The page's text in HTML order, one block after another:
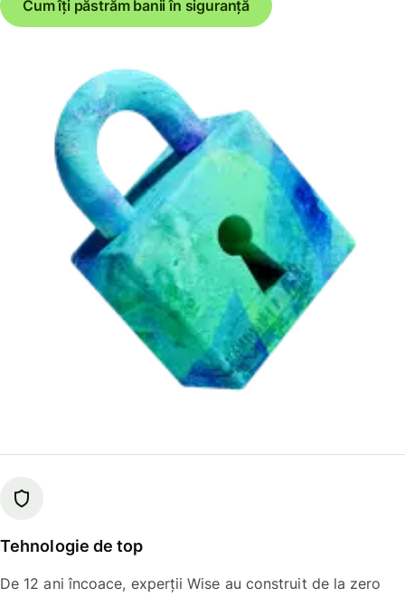
Cum îți păstrăm banii în siguranță
Tehnologie de top
De 12 ani încoace, experții Wise au construit de la zero